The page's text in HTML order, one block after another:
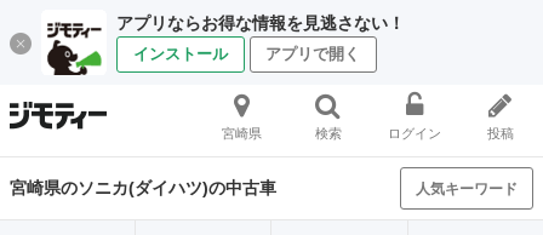
アプリならお得な情報を見逃さない！
インストール アプリで開く
宮崎県 検索 ログイン 投稿
宮崎県のソニカ(ダイハツ)の中古車 人気キーワード